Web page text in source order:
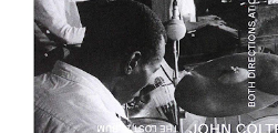
todo caso, hay proyectos a medias
por comentar —del resto de libros
más adelante—, un aniversario por
intentaré estar en los eventos con